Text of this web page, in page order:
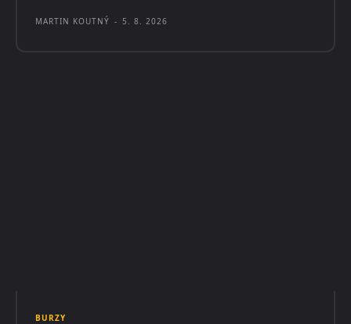
MARTIN KOUTNÝ - 5. 8. 2026
BURZY